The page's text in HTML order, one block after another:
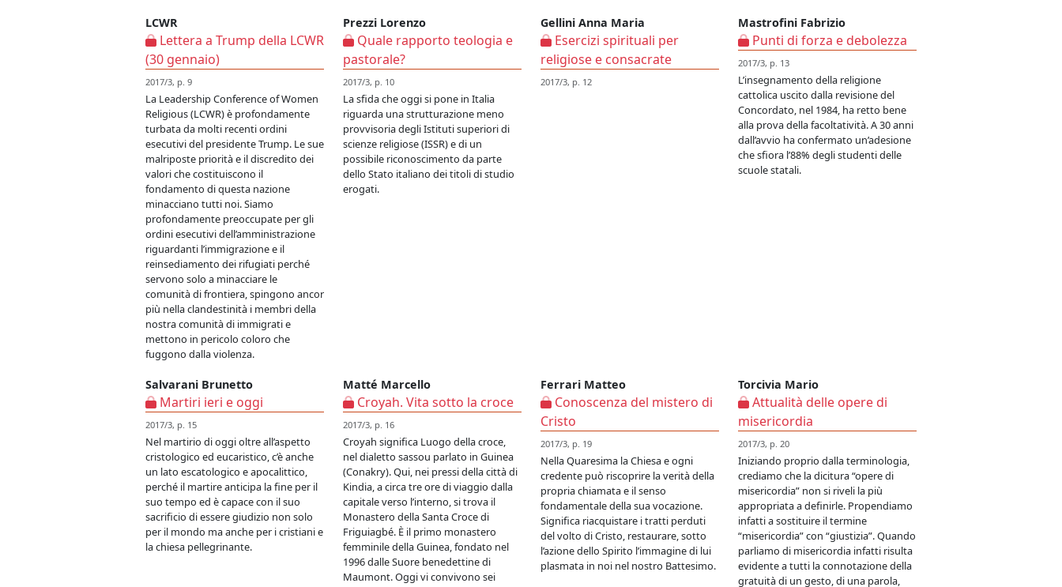
LCWR
Lettera a Trump della LCWR
(30 gennaio)
2017/3, p. 9
La Leadership Conference of Women
Religious (LCWR) è profondamente
turbata da molti recenti ordini
esecutivi del presidente Trump. Le sue
malriposte priorità e il discredito dei
valori che costituiscono il
fondamento di questa nazione
minacciano tutti noi. Siamo
profondamente preoccupate per gli
ordini esecutivi dell’amministrazione
riguardanti l’immigrazione e il
reinsediamento dei rifugiati perché
servono solo a minacciare le
comunità di frontiera, spingono ancor
più nella clandestinità i membri della
nostra comunità di immigrati e
mettono in pericolo coloro che
fuggono dalla violenza.
Prezzi Lorenzo
Quale rapporto teologia e
pastorale?
2017/3, p. 10
La sfida che oggi si pone in Italia
riguarda una strutturazione meno
provvisoria degli Istituti superiori di
scienze religiose (ISSR) e di un
possibile riconoscimento da parte
dello Stato italiano dei titoli di studio
erogati.
Gellini Anna Maria
Esercizi spirituali per
religiose e consacrate
2017/3, p. 12
Mastrofini Fabrizio
Punti di forza e debolezza
2017/3, p. 13
L’insegnamento della religione
cattolica uscito dalla revisione del
Concordato, nel 1984, ha retto bene
alla prova della facoltatività. A 30 anni
dall’avvio ha confermato un’adesione
che sfiora l’88% degli studenti delle
scuole statali.
Salvarani Brunetto
Martiri ieri e oggi
2017/3, p. 15
Nel martirio di oggi oltre all’aspetto
cristologico ed eucaristico, c’è anche
un lato escatologico e apocalittico,
perché il martire anticipa la fine per il
suo tempo ed è capace con il suo
sacrificio di essere giudizio non solo
per il mondo ma anche per i cristiani e
la chiesa pellegrinante.
Matté Marcello
Croyah. Vita sotto la croce
2017/3, p. 16
Croyah significa Luogo della croce,
nel dialetto sassou parlato in Guinea
(Conakry). Qui, nei pressi della città di
Kindia, a circa tre ore di viaggio dalla
capitale verso l’interno, si trova il
Monastero della Santa Croce di
Friguiagbé. È il primo monastero
femminile della Guinea, fondato nel
1996 dalle Suore benedettine di
Maumont. Oggi vi convivono sei
Ferrari Matteo
Conoscenza del mistero di
Cristo
2017/3, p. 19
Nella Quaresima la Chiesa e ogni
credente può riscoprire la verità della
propria chiamata e il senso
fondamentale della sua vocazione.
Significa riacquistare i tratti perduti
del volto di Cristo, restaurare, sotto
l’azione dello Spirito l’immagine di lui
plasmata in noi nel nostro Battesimo.
Torcivia Mario
Attualità delle opere di
misericordia
2017/3, p. 20
Iniziando proprio dalla terminologia,
crediamo che la dicitura “opere di
misericordia” non si riveli la più
appropriata a definirle. Propendiamo
infatti a sostituire il termine
“misericordia” con “giustizia”. Quando
parliamo di misericordia infatti risulta
evidente a tutti la connotazione della
gratuità di un gesto, di una parola,